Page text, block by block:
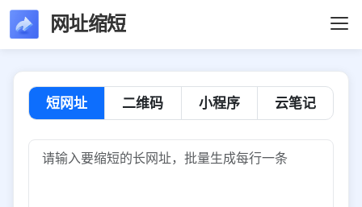
网址缩短
短网址 二维码 小程序 云笔记